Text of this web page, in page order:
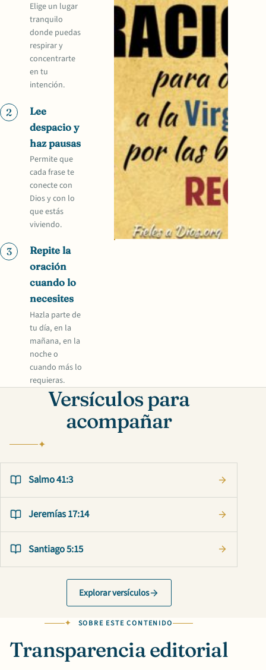
Elige un lugar
tranquilo
donde puedas
respirar y
concentrarte
en tu
intención.
2
Lee
despacio y
haz pausas
Permite que
cada frase te
conecte con
Dios y con lo
que estás
viviendo.
3
Repite la
oración
cuando lo
necesites
Hazla parte de
tu día, en la
mañana, en la
noche o
cuando más lo
requieras.
Versículos para
acompañar
Salmo 41:3
Jeremías 17:14
Santiago 5:15
Explorar versículos
SOBRE ESTE CONTENIDO
Transparencia editorial